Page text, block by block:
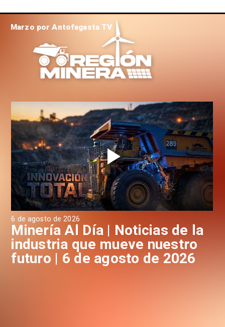
6 de agosto de 2026
Minería Al Día | Noticias de la
industria que mueve nuestro
futuro | 6 de agosto de 2026
Marzo por Antofagasta TV